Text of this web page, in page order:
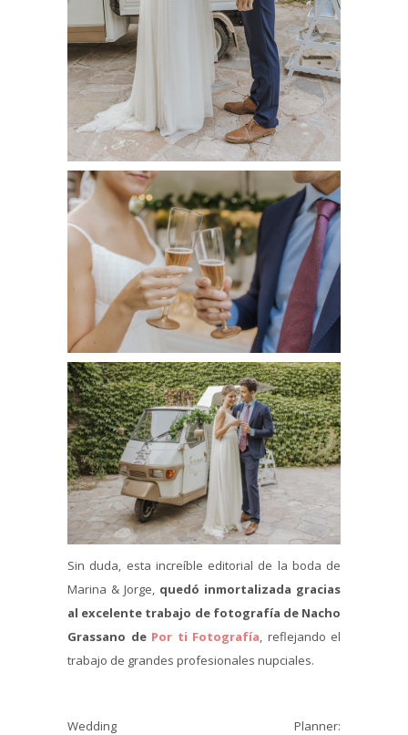
Sin duda, esta increíble editorial de la boda de
Marina & Jorge, quedó inmortalizada gracias
al excelente trabajo de fotografía de Nacho
Grassano de Por ti Fotografía, reflejando el
trabajo de grandes profesionales nupciales.
Wedding Planner: